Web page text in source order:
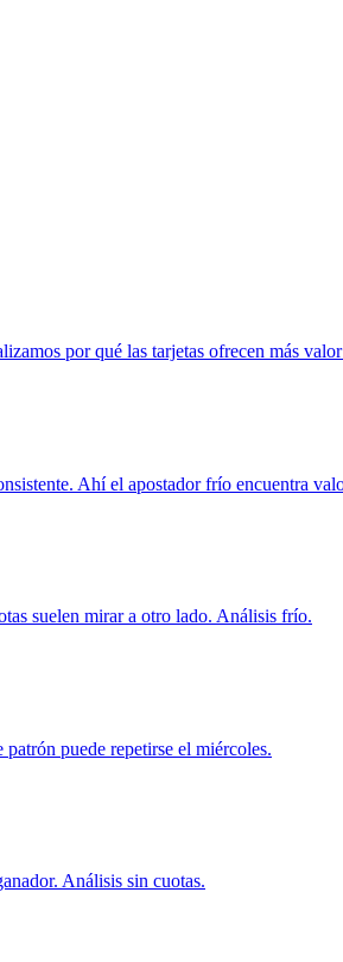
por qué las tarjetas ofrecen más
Ahí el apostador frío encuentra
suelen mirar a otro lado. Análisis frío.
puede repetirse el miércoles.
Análisis sin cuotas.